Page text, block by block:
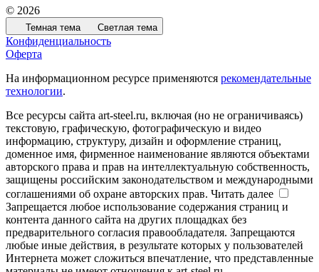
© 2026
Темная тема Светлая тема
Конфиденциальность
Оферта
На информационном ресурсе применяются рекомендательные
технологии.
Все ресурсы сайта art-steel.ru, включая (но не ограничиваясь)
текстовую, графическую, фотографическую и видео
информацию, структуру, дизайн и оформление страниц,
доменное имя, фирменное наименование являются объектами
авторского права и прав на интеллектуальную собственность,
защищены российским законодательством и международными
соглашениями об охране авторских прав. Читать далее
Запрещается любое использование содержания страниц и
контента данного сайта на других площадках без
предварительного согласия правообладателя. Запрещаются
любые иные действия, в результате которых у пользователей
Интернета может сложиться впечатление, что представленные